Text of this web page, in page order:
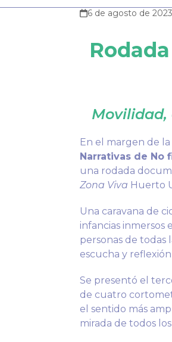
6 de agosto de 2023
Movilidad,
En el margen de
Narrativas de No
una rodada
Zona Viva Huerto
Una caravana de
infancias inmersos
personas de todas
escucha y
Se presentó el
de cuatro
el sentido más
mirada de todos